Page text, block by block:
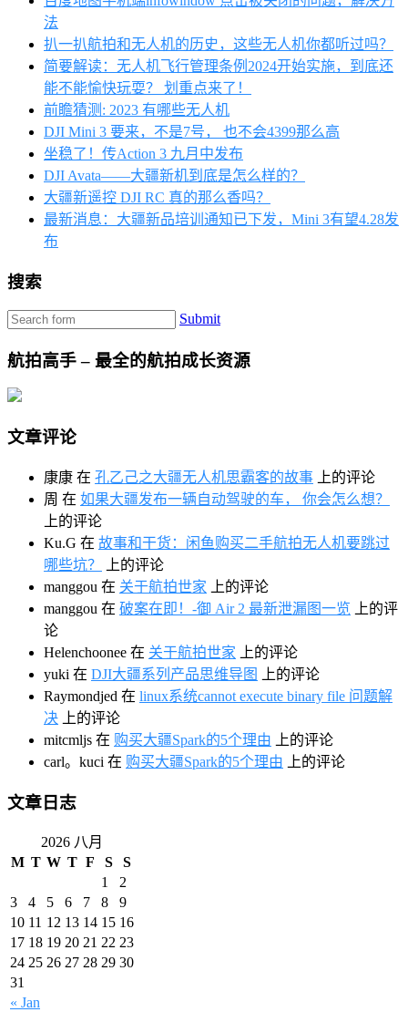
法
扒一扒航拍和无人机的历史，这些无人机你都听过吗？
简要解读：无人机飞行管理条例2024开始实施，到底还
能不能愉快玩耍？ 划重点来了！
前瞻猜测: 2023 有哪些无人机
DJI Mini 3 要来，不是7号， 也不会4399那么高
坐稳了！传Action 3 九月中发布
DJI Avata——大疆新机到底是怎么样的？
大疆新遥控 DJI RC 真的那么香吗？
最新消息：大疆新品培训通知已下发，Mini 3有望4.28发
布
搜索
Submit
航拍高手 – 最全的航拍成长资源
文章评论
康康 在 孔乙己之大疆无人机思霸客的故事 上的评论
周 在 如果大疆发布一辆自动驾驶的车， 你会怎么想？
上的评论
Ku.G 在 故事和干货：闲鱼购买二手航拍无人机要跳过
哪些坑？
上的评论
manggou 在 关于航拍世家 上的评论
manggou 在 破案在即！-御 Air 2 最新泄漏图一览 上的评
论
Helenchoonee 在 关于航拍世家 上的评论
yuki 在 DJI大疆系列产品思维导图
上的评论
Raymondjed 在 linux系统cannot execute binary file 问题解
决 上的评论
mitcmljs 在 购买大疆Spark的5个理由 上的评论
carl。kuci 在 购买大疆Spark的5个理由 上的评论
文章日志
2026 八月
M T W T F S S
« Jan
1
2
3
4 5 6 7 8
9
10 11 12 13 14 15 16
17 18 19 20 21 22 23
24 25 26 27 28 29 30
31